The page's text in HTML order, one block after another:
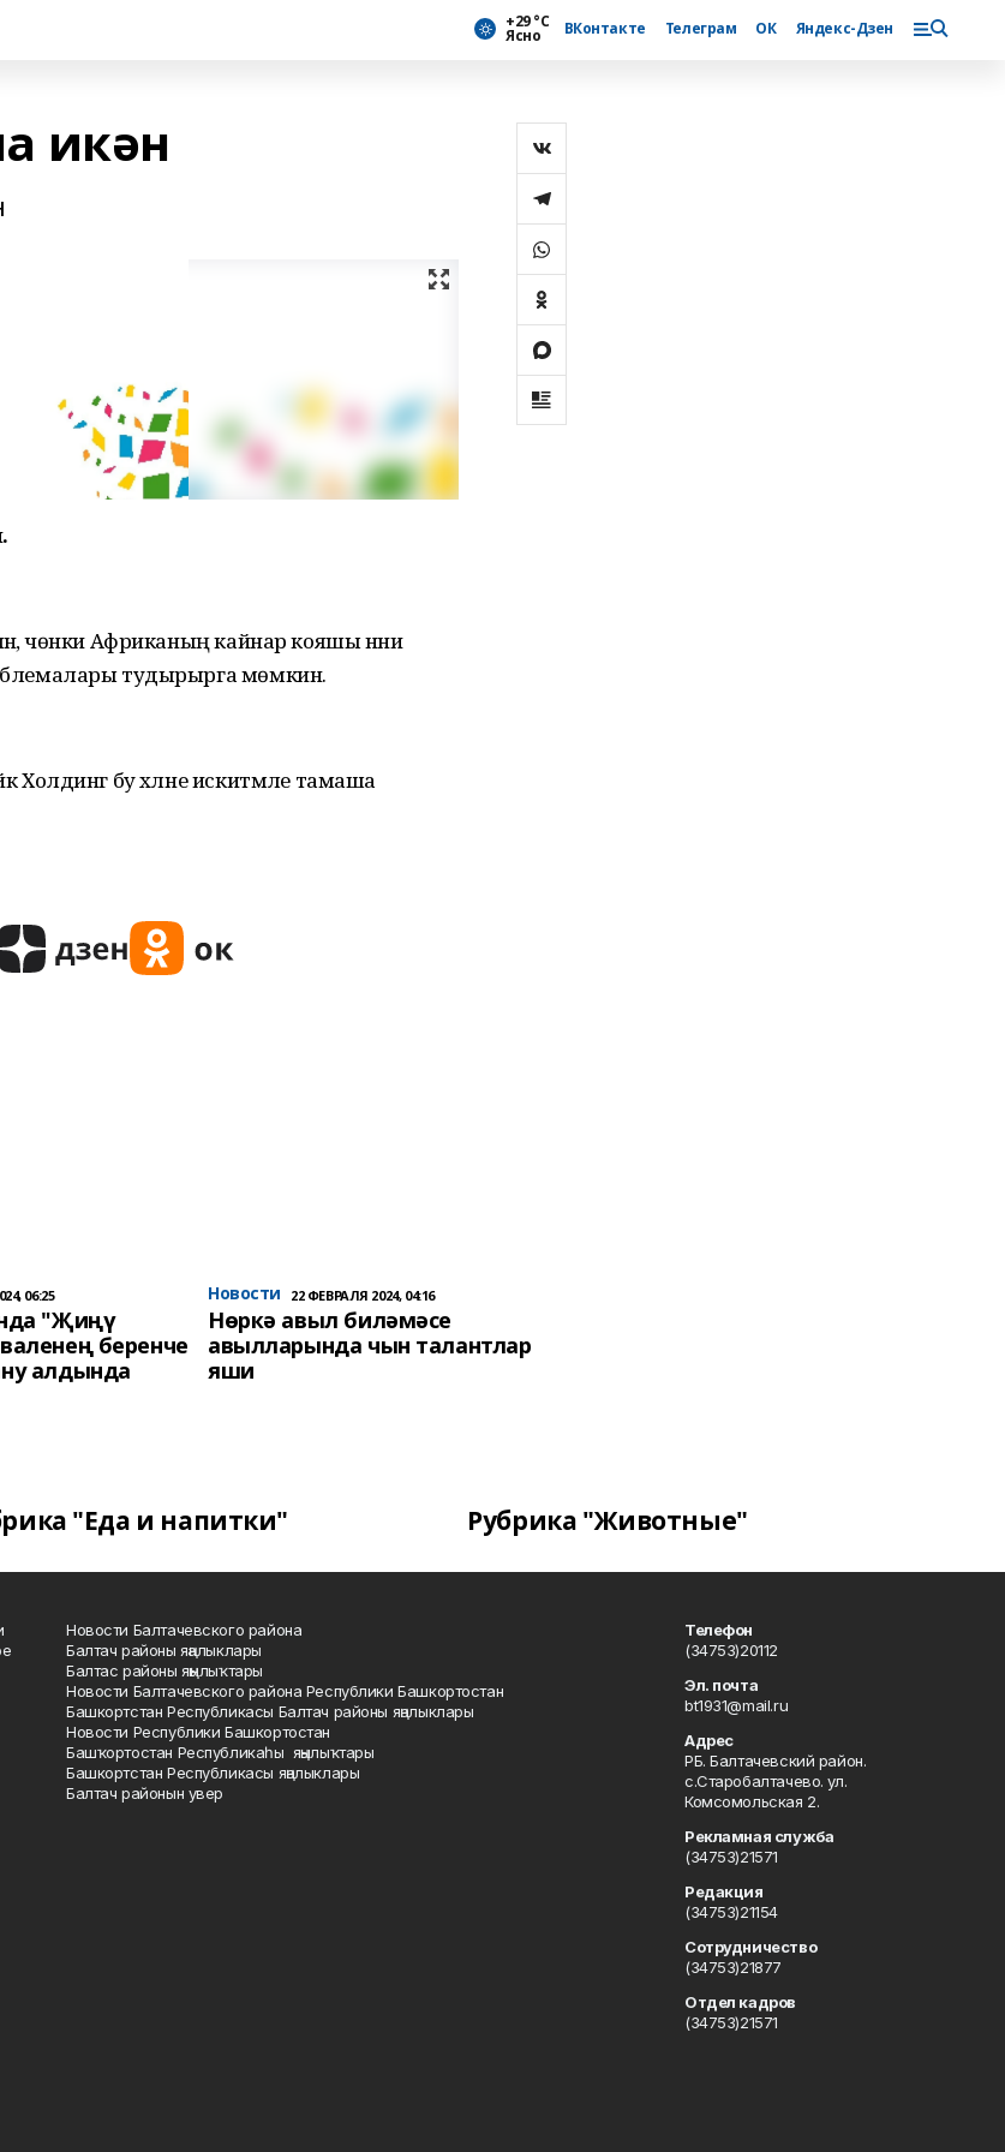
+29 °С
Ясно ВКонтакте Телеграм ОК Яндекс-Дзен
икән
чөнки Африканың кайнар кояшы нәни
тудырырга мөмкин.
Холдинг бу хәлне искитмәле тамаша
06:25
"Җиңү
беренче
алдында
Новости 22 ФЕВРАЛЯ 2024, 04:16
Нөркә авыл биләмәсе
авылларында чын талантлар
яши
"Еда и напитки" Рубрика "Животные"
Новости Балтачевского района
Балтач районы яңалыклары
Балтас районы яңылыҡтары
Новости Балтачевского района Республики Башкортостан
Башкортстан Республикасы Балтач районы яңалыклары
Новости Республики Башкортостан
Башҡортостан Республикаһы яңылыҡтары
Башкортстан Республикасы яңалыклары
Балтач районын увер
Телефон
(34753)20112
Эл. почта
bt1931@mail.ru
Адрес
РБ. Балтачевский район.
с.Старобалтачево. ул.
Комсомольская 2.
Рекламная служба
(34753)21571
Редакция
(34753)21154
Сотрудничество
(34753)21877
Отдел кадров
(34753)21571